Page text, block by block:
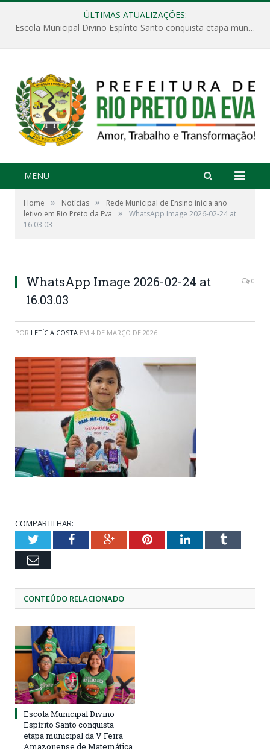
ÚLTIMAS ATUALIZAÇÕES:
Escola Municipal Divino Espírito Santo conquista etapa municipal da V Feira Amazonense de Matemática
MENU
Home » Notícias »
Rede Municipal de Ensino inicia ano
letivo em Rio Preto da Eva
»
WhatsApp Image 2026-02-24 at
16.03.03
WhatsApp Image 2026-02-24 at
16.03.03
0
POR LETÍCIA COSTA EM 4 DE MARÇO DE 2026
COMPARTILHAR:
TwitterFacebookGoogle+PinterestLinkedInTumblr
Email
CONTEÚDO RELACIONADO
Escola Municipal Divino
Espírito Santo conquista
etapa municipal da V Feira
Amazonense de Matemática